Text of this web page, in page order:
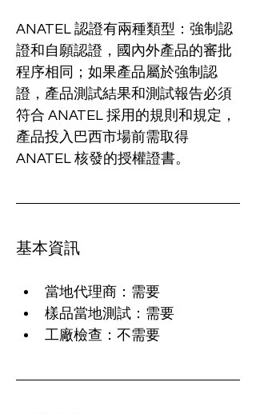
ANATEL 認證有兩種類型：強制認
證和自願認證，國內外產品的審批
程序相同；如果產品屬於強制認
證，產品測試結果和測試報告必須
符合 ANATEL 採用的規則和規定，
產品投入巴西市場前需取得
ANATEL 核發的授權證書。
基本資訊
當地代理商：需要
樣品當地測試：需要
工廠檢查：不需要